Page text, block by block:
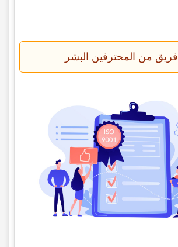
فریق من المحترفین البشر